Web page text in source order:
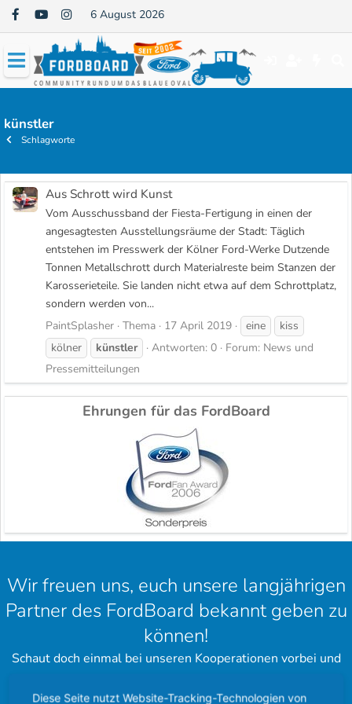
6 August 2026
künstler
Schlagworte
Aus Schrott wird Kunst
Vom Ausschussband der Fiesta-Fertigung in einen der
angesagtesten Ausstellungsräume der Stadt: Täglich
entstehen im Presswerk der Kölner Ford-Werke Dutzende
Tonnen Metallschrott durch Materialreste beim Stanzen der
Karosserieteile. Sie landen nicht etwa auf dem Schrottplatz,
sondern werden von...
PaintSplasher Thema 17 April 2019 eine
kiss
kölner
künstler Antworten: 0 Forum: News und
Pressemitteilungen
Ehrungen für das FordBoard
Wir freuen uns, euch unsere langjährigen
Partner des FordBoard bekannt geben zu
können!
Schaut doch einmal bei unseren Kooperationen vorbei und
Diese Seite nutzt Website-Tracking-Technologien von